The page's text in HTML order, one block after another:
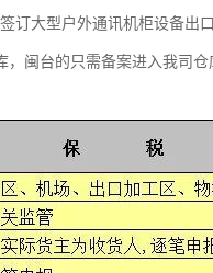
大型户外通讯机柜设备出
闽台的只需备案进入我司